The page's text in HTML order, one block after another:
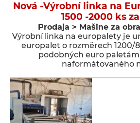
Nová -Výrobní linka na
1500 -2000 ks
Prodaja > Мašine za
Výrobní linka na europalety je
europalet o rozměrech 1200/
podobných euro
naformátovaného